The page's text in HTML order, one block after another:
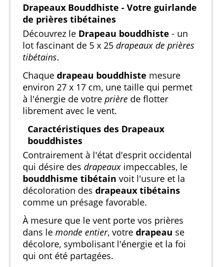
Drapeaux Bouddhiste - Votre guirlande
de prières tibétaines
Découvrez le Drapeau bouddhiste - un
lot fascinant de 5 x 25 drapeaux de prières
tibétains.
Chaque drapeau bouddhiste mesure
environ 27 x 17 cm, une taille qui permet
à l'énergie de votre prière de flotter
librement avec le vent.
Caractéristiques des Drapeaux
bouddhistes
Contrairement à l'état d'esprit occidental
qui désire des drapeaux impeccables, le
bouddhisme tibétain voit l'usure et la
décoloration des drapeaux tibétains
comme un présage favorable.
À mesure que le vent porte vos prières
dans le monde entier, votre drapeau se
décolore, symbolisant l'énergie et la foi
qui ont été partagées.